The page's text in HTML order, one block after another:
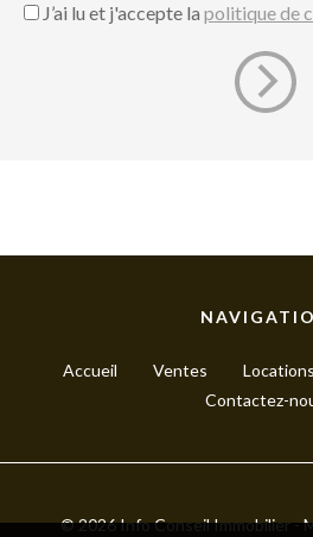
J’ai lu et j'accepte la politique de
Accueil Ventes Locations
Contactez-
© 2026 Info Conseil Immobilier -